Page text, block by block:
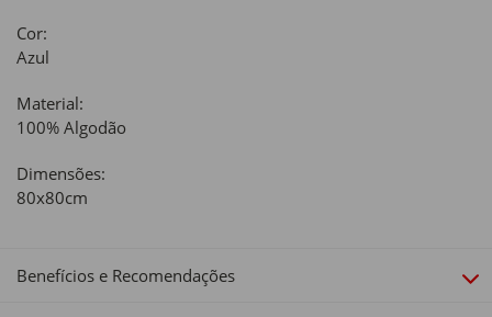
Cor:
Azul
Material:
100% Algodão
Dimensões:
80x80cm
Benefícios e Recomendações